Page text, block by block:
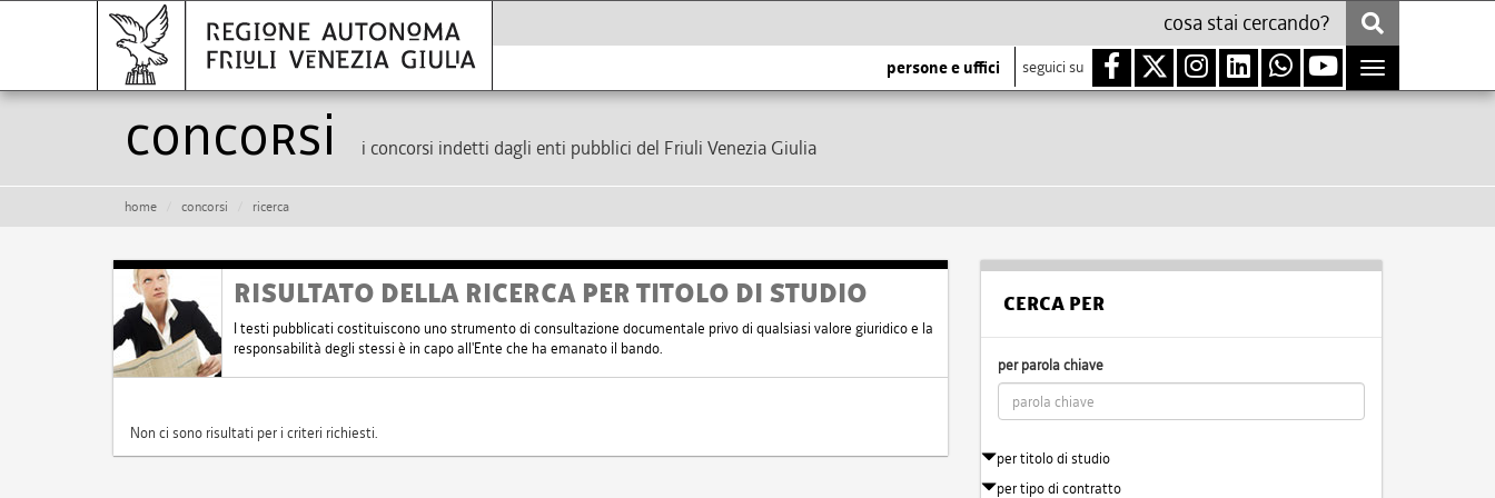
persone e uffici seguici su
Toggle
navigation
Concorsi i concorsi indetti dagli enti pubblici del Friuli Venezia Giulia
home concorsi ricerca
RISULTATO DELLA RICERCA PER TITOLO DI STUDIO
I testi pubblicati costituiscono uno strumento di consultazione documentale privo di qualsiasi valore giuridico e la
responsabilità degli stessi è in capo all'Ente che ha emanato il bando.
Non ci sono risultati per i criteri richiesti.
CERCA PER
per parola chiave
per titolo di studio
per tipo di contratto